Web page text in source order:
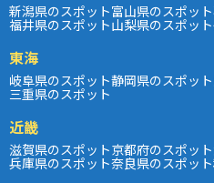
新潟県のスポット富山県のスポット
福井県のスポット山梨県のスポット
東海
岐阜県のスポット静岡県のスポット
三重県のスポット
近畿
滋賀県のスポット京都府のスポット
兵庫県のスポット奈良県のスポット